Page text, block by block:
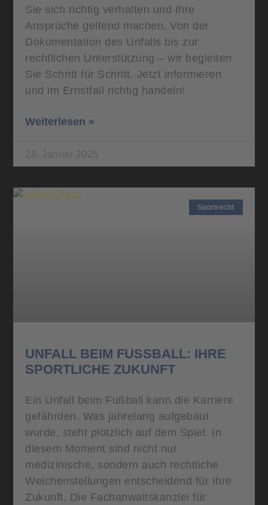
Sie sich richtig verhalten und Ihre
Ansprüche geltend machen. Von der
Dokumentation des Unfalls bis zur
rechtlichen Unterstützung – wir begleiten
Sie Schritt für Schritt. Jetzt informieren
und im Ernstfall richtig handeln!
Weiterlesen »
28. Januar 2025
Sportrecht
UNFALL BEIM FUSSBALL: IHRE S
PORTLICHE ZUKUNFT
Ein Unfall beim Fußball kann die Karriere
gefährden. Was jahrelang aufgebaut
wurde, steht plötzlich auf dem Spiel. In
diesem Moment sind nicht nur
medizinische, sondern auch rechtliche
Weichenstellungen entscheidend für Ihre
Zukunft. Die Fachanwaltskanzlei für